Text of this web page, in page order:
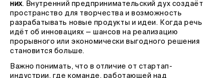
них. Внутренний предпринимательский дух создаёт
пространство для творчества и возможность
разрабатывать новые продукты и идеи. Когда речь
идёт об инновациях — шансов на реализацию
прорывного или экономически выгодного решения
становится больше.
Важно понимать, что в отличие от стартап-
индустрии, где команде, работающей над